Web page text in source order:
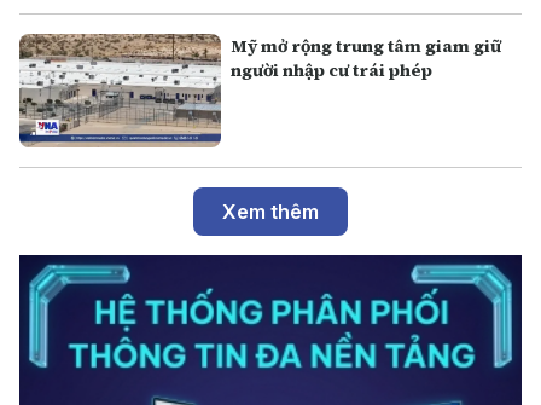
Mỹ mở rộng trung tâm giam giữ
người nhập cư trái phép
Xem thêm